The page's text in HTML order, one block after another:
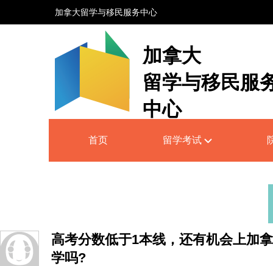
加拿大留学与移民服务中心
加拿大
留学与移民服
中心
Service Centre
首页 留学考试
高考分数低于1本线，还有机会上加
学吗?